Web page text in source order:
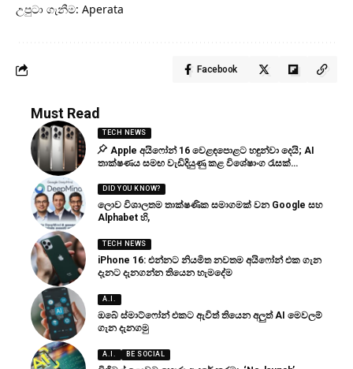
උපුටා ගැනීම: Aperata
Facebook
Must Read
TECH NEWS
Apple අයිෆෝන් 16 වෙළඳපොළට හඳුන්වා දෙයි; AI
තාක්ෂණය සමඟ වැඩිදියුණු කළ විශේෂාංග රැසක්…
DID YOU KNOW?
ලොව විශාලතම තාක්ෂණික සමාගමක් වන Google සහ
Alphabet හි,
TECH NEWS
iPhone 16: එන්නට නියමිත නවතම අයිෆෝන් එක ගැන
දැනට දැනගන්න තියෙන හැමදේම
A.I.
ඔබේ ස්මාට්ෆෝන් එකට ඇවිත් තියෙන අලුත් AI මෙවලම්
ගැන දැනගමු
A.I. BE SOCIAL